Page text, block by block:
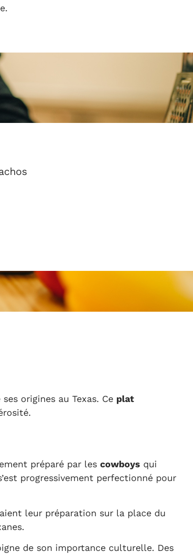
origines au Texas. Ce plat
préparé par les cowboys qui
progressivement perfectionné pour
leur préparation sur la place du
de son importance culturelle. Des